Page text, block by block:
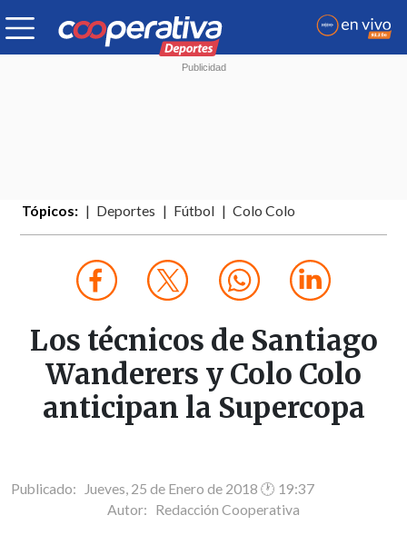
Tópicos: Deportes Fútbol Colo Colo
Los técnicos de Santiago
Wanderers y Colo Colo
anticipan la Supercopa
Publicado: Jueves, 25 de Enero de 2018 🕐 19:37
Autor: Redacción Cooperativa